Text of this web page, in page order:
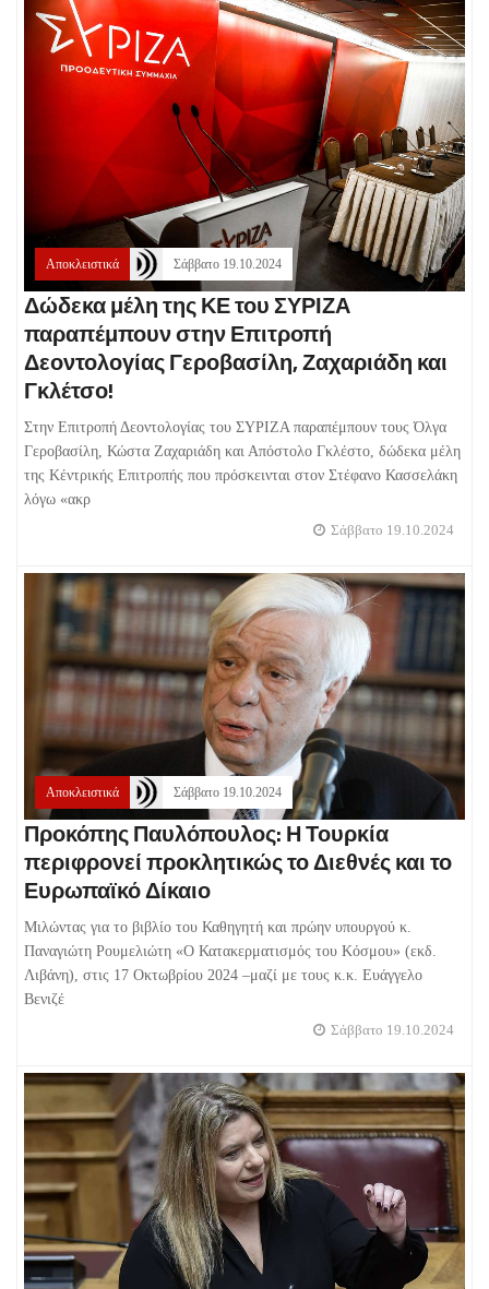
Αποκλειστικά Σάββατο 19.10.2024
Δώδεκα μέλη της ΚΕ του ΣΥΡΙΖΑ
παραπέμπουν στην Επιτροπή
Δεοντολογίας Γεροβασίλη, Ζαχαριάδη και
Γκλέτσο!
Στην Επιτροπή Δεοντολογίας του ΣΥΡΙΖΑ παραπέμπουν τους Όλγα
Γεροβασίλη, Κώστα Ζαχαριάδη και Απόστολο Γκλέστο, δώδεκα μέλη
της Κέντρικής Επιτροπής που πρόσκεινται στον Στέφανο Κασσελάκη
λόγω «ακρ
Σάββατο 19.10.2024
Αποκλειστικά Σάββατο 19.10.2024
Προκόπης Παυλόπουλος: Η Τουρκία
περιφρονεί προκλητικώς το Διεθνές και το
Ευρωπαϊκό Δίκαιο
Μιλώντας για το βιβλίο του Καθηγητή και πρώην υπουργού κ.
Παναγιώτη Ρουμελιώτη «Ο Κατακερματισμός του Κόσμου» (εκδ.
Λιβάνη), στις 17 Οκτωβρίου 2024 –μαζί με τους κ.κ. Ευάγγελο
Βενιζέ
Σάββατο 19.10.2024